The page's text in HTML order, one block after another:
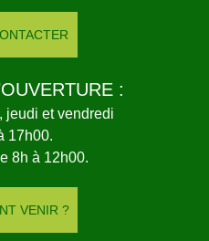
:
jeudi et vendredi
17h00.
8h à 12h00.
VENIR ?